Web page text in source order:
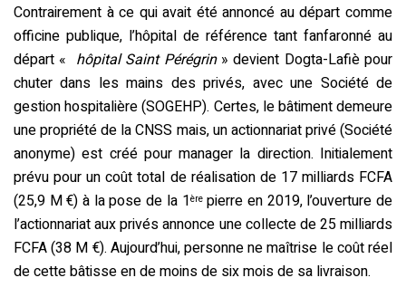
Contrairement à ce qui avait été annoncé au départ comme
officine publique, l’hôpital de référence tant fanfaronné au
départ « hôpital Saint Pérégrin» devient Dogta-Lafiè pour
chuter dans les mains des privés, avec une Société de
gestion hospitalière (SOGEHP). Certes, le bâtiment demeure
une propriété de la CNSS mais, un actionnariat privé (Société
anonyme) est créé pour manager la direction. Initialement
prévu pour un coût total de réalisation de 17 milliards FCFA
(25,9 M €) à la pose de la 1èrepierre en 2019, l’ouverture de
l’actionnariat aux privés annonce une collecte de 25 milliards
FCFA (38 M €). Aujourd’hui, personne ne maîtrise le coût réel
de cette bâtisse en de moins de six mois de sa livraison.